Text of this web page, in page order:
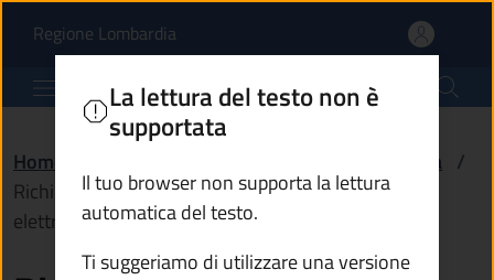
Richiedere il bonus
Regione Lombardia(apre in un'altra scheda).
Comune di Borno
Home Salute, benessere e assistenza /
Richiedere il bonus elettrico per apparecchiature
elettromedicali
La lettura del testo non è
supportata
Il tuo browser non supporta la lettura
automatica del testo.
Ti suggeriamo di utilizzare una versione